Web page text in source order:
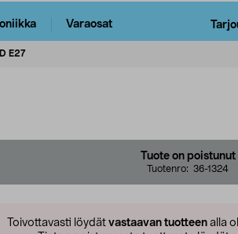
Varaosat
E27
Tuote on poistunut
Tuotenro: 36-1324
Toivottavasti löydät vastaavan tuotteen alla